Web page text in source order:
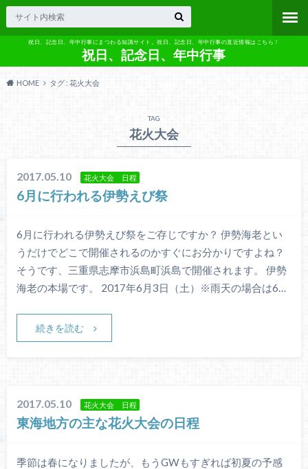
祝日、記念日、年中行事にまつわる知識サイト。祝日、記念日、年中行事の直近情報はこちら！
祝日、記念日、年中行事
HOME タグ : 花火大会
TAG
花火大会
2017.05.10 花火大会 日程
6月に行われる伊勢えび祭
6月に行われる伊勢えび祭をご存じですか？ 伊勢海老とい
うだけでどこで開催されるのかすぐにお分かりですよね？
そうです、三重県志摩市浜島町浜島で開催されます。 伊勢
海老の本場です。 2017年6月3日（土）※雨天の場合は6…
続きを読む
2017.05.10 花火大会 日程
東海地方の主な花火大会の日程
季節は春になりましたが、もうGWもすぎれば初夏の予感